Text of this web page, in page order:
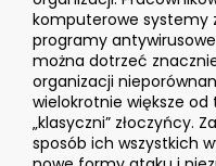
komputerowe systemy
programy
można dotrzeć
organizacji
wielokrotnie większe
„klasyczni” złoczyńcy.
sposób ich wszystkich